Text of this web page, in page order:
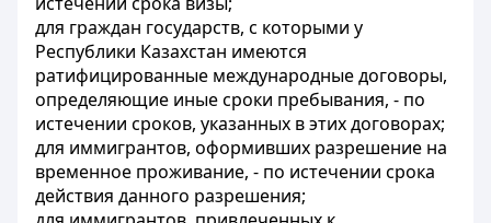
для граждан государств, с которыми у
Республики Казахстан имеются
ратифицированные международные договоры,
определяющие иные сроки пребывания, - по
истечении сроков, указанных в этих договорах;
для иммигрантов, оформивших разрешение на
временное проживание, - по истечении срока
действия данного разрешения;